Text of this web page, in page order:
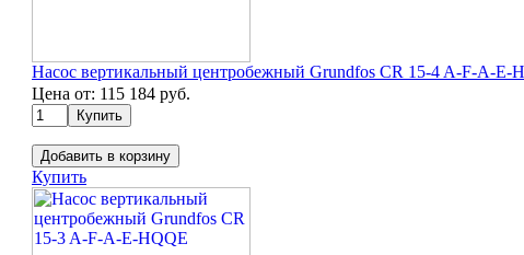
Насос вертикальный центробежный Grundfos CR 15-4 A-F-A-E-
Цена от: 115 184 руб.
Добавить в корзину
Купить